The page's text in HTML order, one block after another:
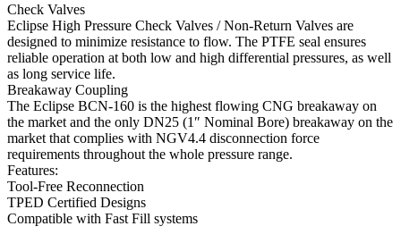
Check Valves
Eclipse High Pressure Check Valves / Non-Return Valves are
designed to minimize resistance to flow. The PTFE seal ensures
reliable operation at both low and high differential pressures, as well
as long service life.
Breakaway Coupling
The Eclipse BCN-160 is the highest flowing CNG breakaway on
the market and the only DN25 (1″ Nominal Bore) breakaway on the
market that complies with NGV4.4 disconnection force
requirements throughout the whole pressure range.
Features:
Tool-Free Reconnection
TPED Certified Designs
Compatible with Fast Fill systems